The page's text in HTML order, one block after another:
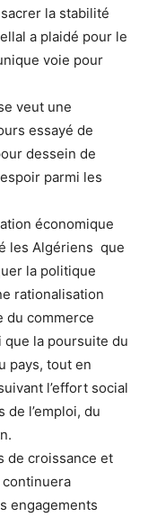
la stabilité
a plaidé pour le
voie pour
veut une
essayé de
dessein de
parmi les
économique
les Algériens que
la politique
rationalisation
du commerce
la poursuite du
pays, tout en
l’effort social
l’emploi, du
de croissance et
engagements